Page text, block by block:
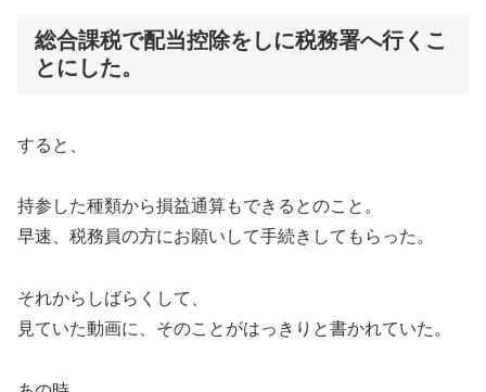
総合課税で配当控除をしに税務署へ行くこ
とにした。
すると、
持参した種類から損益通算もできるとのこと。
早速、税務員の方にお願いして手続きしてもらった。
それからしばらくして、
見ていた動画に、そのことがはっきりと書かれていた。